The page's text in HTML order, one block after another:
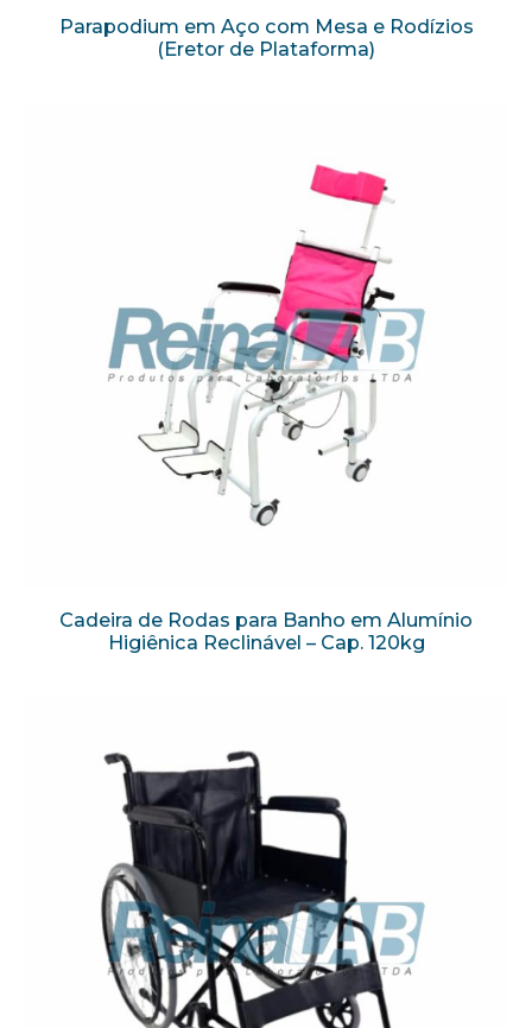
Parapodium em Aço com Mesa e Rodízios
(Eretor de Plataforma)
Cadeira de Rodas para Banho em Alumínio
Higiênica Reclinável – Cap. 120kg